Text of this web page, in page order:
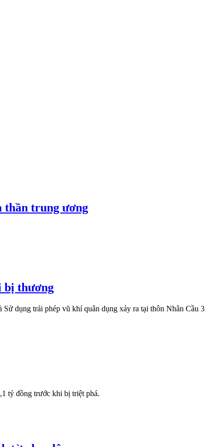
thần trung ương
bị thương
dụng trái phép vũ khí quân dụng xảy ra tại thôn Nhân Cầu 3
tỷ đồng trước khi bị triệt phá.